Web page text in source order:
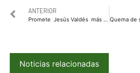
ANTERIOR
Promete Jesús Valdés más apoyo al deporte
Noticias relacionadas